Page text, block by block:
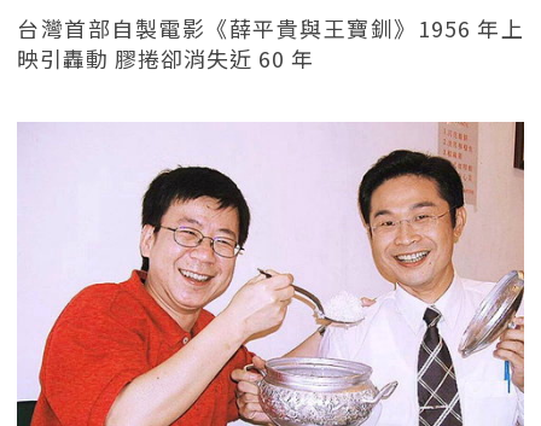
台灣首部自製電影《薛平貴與王寶釧》1956 年上
映引轟動 膠捲卻消失近 60 年